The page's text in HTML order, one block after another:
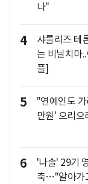
나"
4
샤를리즈 테
는 비닐치마
플]
5
"연예인도
만원' 으리
6
'나솔' 29기
축…"알아가